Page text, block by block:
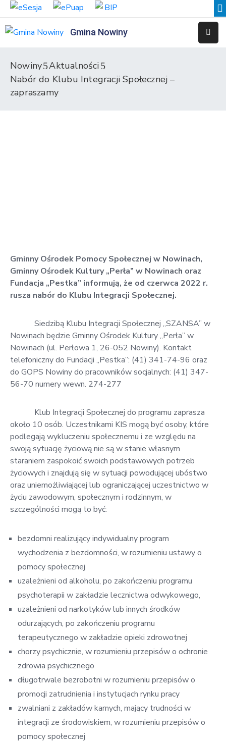
Gmina Nowiny
Przedszkole
Samorządowe
Zespół
Placówek
Oświatowych
Nowiny
Aktualności
Nabór do Klubu Integracji Społecznej –
zapraszamy
Gminny Ośrodek Pomocy Społecznej w Nowinach,
Gminny Ośrodek Kultury „Perła” w Nowinach oraz
Fundacja „Pestka” informują, że od czerwca 2022 r.
rusza nabór do Klubu Integracji Społecznej.
Siedzibą Klubu Integracji Społecznej „SZANSA” w
Nowinach będzie Gminny Ośrodek Kultury „Perła” w
Nowinach (ul. Perłowa 1, 26-052 Nowiny). Kontakt
telefoniczny do Fundacji „Pestka”: (41) 341-74-96 oraz
do GOPS Nowiny do pracowników socjalnych: (41) 347-
56-70 numery wewn. 274-277
Klub Integracji Społecznej do programu zaprasza
około 10 osób. Uczestnikami KIS mogą być osoby, które
podlegają wykluczeniu społecznemu i ze względu na
swoją sytuację życiową nie są w stanie własnym
staraniem zaspokoić swoich podstawowych potrzeb
życiowych i znajdują się w sytuacji powodującej ubóstwo
oraz uniemożliwiającej lub ograniczającej uczestnictwo w
życiu zawodowym, społecznym i rodzinnym, w
szczególności mogą to być:
bezdomni realizujący indywidualny program
wychodzenia z bezdomności, w rozumieniu ustawy o
pomocy społecznej
uzależnieni od alkoholu, po zakończeniu programu
psychoterapii w zakładzie lecznictwa odwykowego,
uzależnieni od narkotyków lub innych środków
odurzających, po zakończeniu programu
terapeutycznego w zakładzie opieki zdrowotnej
chorzy psychicznie, w rozumieniu przepisów o ochronie
zdrowia psychicznego
długotrwale bezrobotni w rozumieniu przepisów o
promocji zatrudnienia i instytucjach rynku pracy
zwalniani z zakładów karnych, mający trudności w
integracji ze środowiskiem, w rozumieniu przepisów o
pomocy społecznej